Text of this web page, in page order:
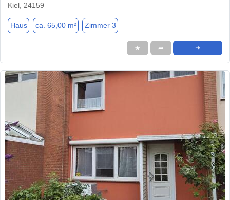
Kiel, 24159
Haus ca. 65,00 m² Zimmer 3
★ ➦ ➜